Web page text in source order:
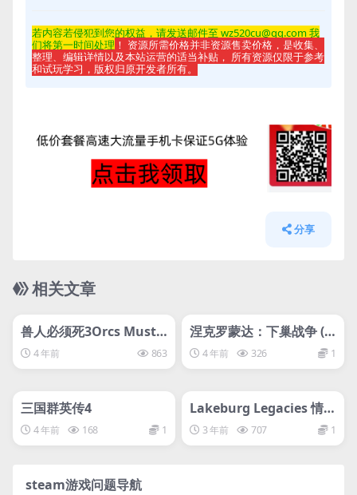
若内容若侵犯到您的权益，请发送邮件至 wz520cu@qq.com 我
们将第一时间处理 ！ 资源所需价格并非资源售卖价格，是收集、
整理、编辑详情以及本站运营的适当补贴， 所有资源仅限于参考
和试玩学习，版权归原开发者所有。
分享
相关文章
svip专属
兽人必须死3Orcs Must
Die! 3
4 年前 863
svip专属
涅克罗蒙达：下巢战争 (N
ecromunda: Underhive
Wars)
4 年前 326 1
三国群英传4
4 年前 168 1
svip专属
Lakeburg Legacies 情定
雷克堡：月老模拟器
3 年前 707 1
steam游戏问题导航